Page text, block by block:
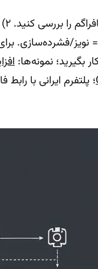
= نویز/فشرده‌سازی.
بگیرید؛ نمونه‌ها:
؛ پلتفرم ایرانی با